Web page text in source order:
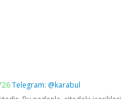
Telegram: @karabul